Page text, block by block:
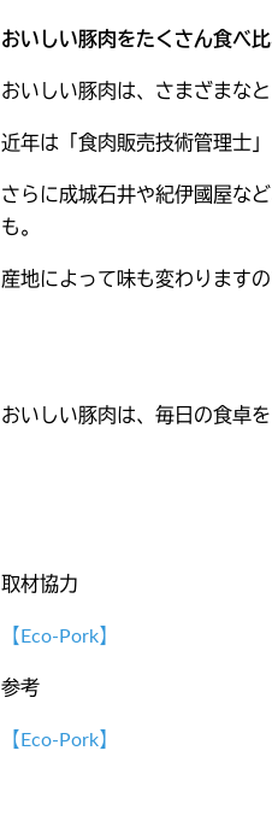
おいしい豚肉をたくさん食べ比
おいしい豚肉は、さまざまな
近年は「食肉販売技術管理士
さらに成城石井や紀伊國屋な
も。
産地によって味も変わります
おいしい豚肉は、毎日の食卓
取材協力
【Eco-Pork】
参考
【Eco-Pork】